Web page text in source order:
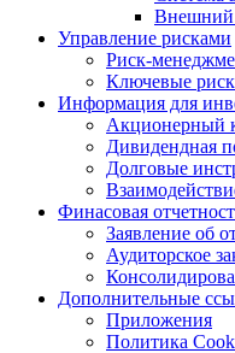
Внешний
Управление рисками
Риск-
Ключевые
Информация для
Акционерный
Дивидендная
Долговые
Финасовая
Заявление об
Аудиторское
Дополнительные
Приложения
Политика